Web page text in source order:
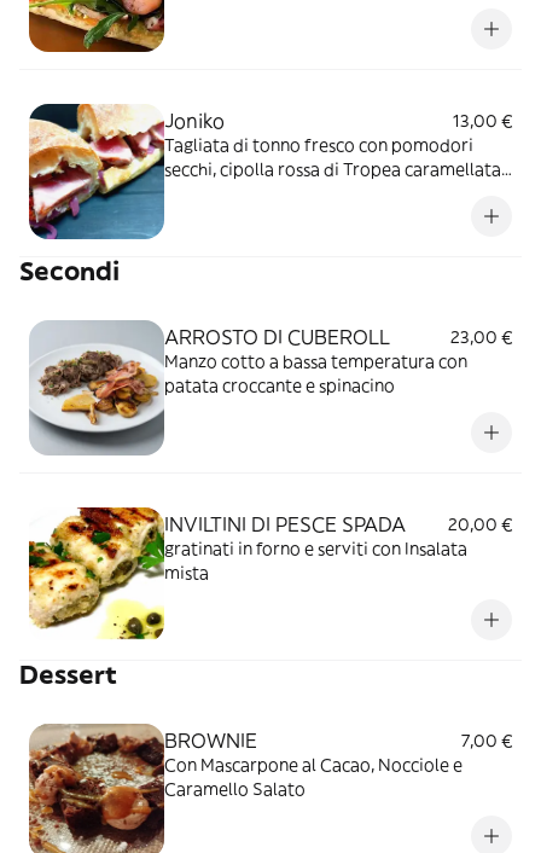
Joniko
13,00 €
Tagliata di tonno fresco con pomodori
secchi, cipolla rossa di Tropea caramellata
Secondi
ARROSTO DI CUBEROLL
23,00 €
Manzo cotto a bassa temperatura con
patata croccante e spinacino
INVILTINI DI PESCE SPADA
20,00 €
gratinati in forno e serviti con Insalata
mista
Dessert
BROWNIE
7,00 €
Con Mascarpone al Cacao, Nocciole e
Caramello Salato